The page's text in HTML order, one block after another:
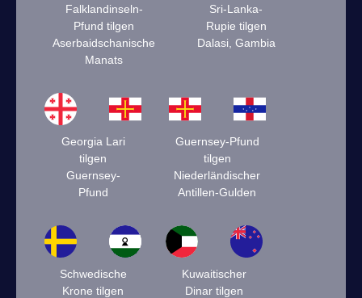
Falklandinseln-
Pfund tilgen
Aserbaidschanische
Manats
Sri-Lanka-
Rupie tilgen
Dalasi, Gambia
Georgia Lari
tilgen
Guernsey-
Pfund
Guernsey-Pfund
tilgen
Niederländischer
Antillen-Gulden
Schwedische
Krone tilgen
Kuwaitischer
Dinar tilgen